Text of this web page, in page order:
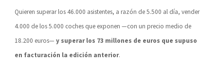
Quieren superar los 46.000 asistentes, a razón de 5.500 al día, vender
4.000 de los 5.000 coches que exponen —con un precio medio de
18.200 euros— y superar los 73 millones de euros que supuso
en facturación la edición anterior.